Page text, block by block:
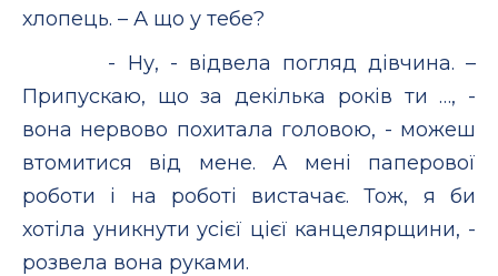
хлопець. – А що у тебе?
- Ну, - відвела погляд дівчина. –
Припускаю, що за декілька років ти …, -
вона нервово похитала головою, - можеш
втомитися від мене. А мені паперової
роботи і на роботі вистачає. Тож, я би
хотіла уникнути усієї цієї канцелярщини, -
розвела вона руками.